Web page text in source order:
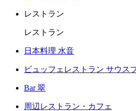
レストラン
レストラン
日本料理 水音
ビュッフェレストラン サウス
Bar 翠
周辺レストラン・カフェ